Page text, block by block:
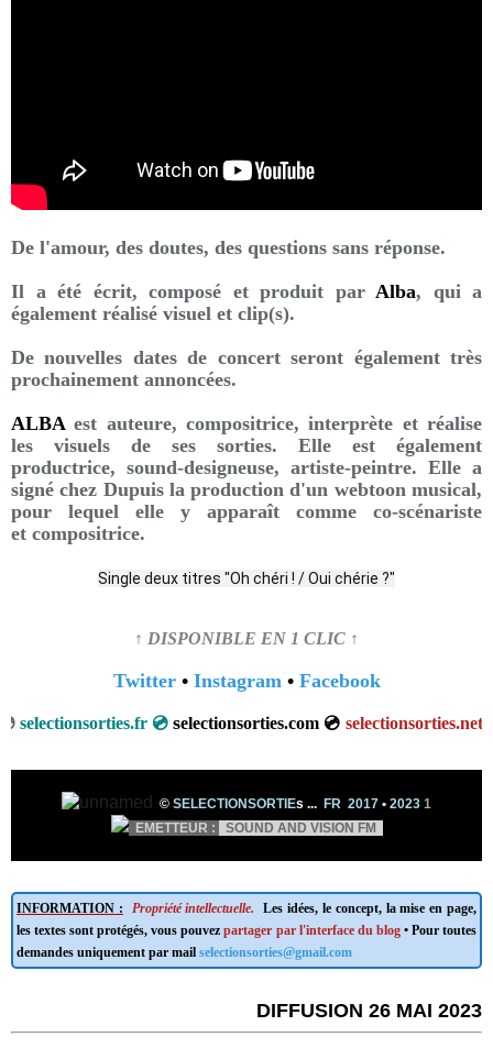
De l'amour, des doutes, des questions sans réponse.
Il a été écrit, composé et produit par Alba, qui a
également réalisé visuel et clip(s).
De nouvelles dates de concert seront également très
prochainement annoncées.
ALBAest auteure, compositrice, interprète et réalise
les visuels de ses sorties. Elle est également
productrice, sound-designeuse, artiste-peintre. Elle a
signé chez Dupuis la production d'un webtoon musical,
pour lequel elle y apparaît comme co-scénariste
et compositrice.
Single deux titres "Oh chéri ! / Oui chérie ?"
↑ DISPONIBLE EN 1 CLIC ↑
Twitter • Instagram • Facebook
selectionsorties.fr 💿 selectionsorties.com 💿 selectionsorties.net
© SELECTIONSORTIEs ... FR 2017 • 2023 1
EMETTEUR : SOUND AND VISION FM
INFORMATION : Propriété intellectuelle.
Les idées, le concept, la mise en page,
les textes sont protégés, vous pouvezpartager par l'interface du blog• Pour toutes
demandes uniquement par mail selectionsorties@gmail.com
DIFFUSION 26 MAI 2023